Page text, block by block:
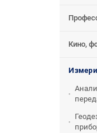
Кино,